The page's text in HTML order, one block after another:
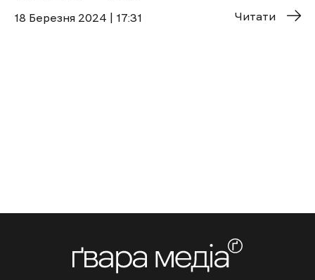
18 Березня 2024 | 17:31 Читати